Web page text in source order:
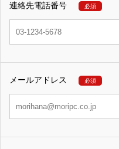
連絡先電話番号 必須
メールアドレス 必須